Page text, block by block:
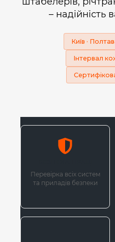
– надійність
Київ ·
Інтервал
Перевірка всіх систем
та приладів безпеки